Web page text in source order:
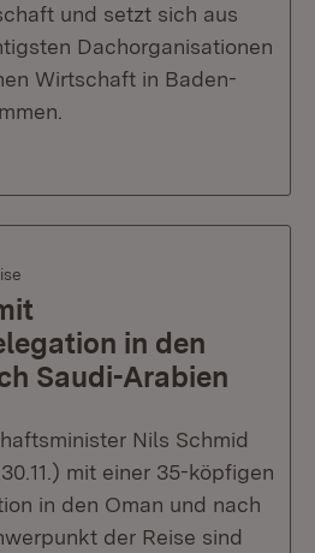
und setzt sich aus
Dachorganisationen
Wirtschaft in Baden-
in den
Saudi-Arabien
Nils Schmid
mit einer 35-köpfigen
in den Oman und nach
der Reise sind